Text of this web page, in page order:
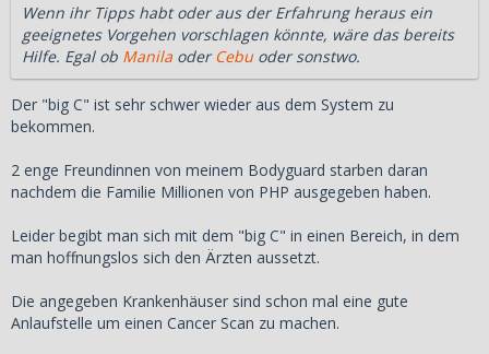
Wenn ihr Tipps habt oder aus der Erfahrung heraus ein
geeignetes Vorgehen vorschlagen könnte, wäre das bereits
Hilfe. Egal ob Manila oder Cebu oder sonstwo.
Der "big C" ist sehr schwer wieder aus dem System zu
bekommen.
2 enge Freundinnen von meinem Bodyguard starben daran
nachdem die Familie Millionen von PHP ausgegeben haben.
Leider begibt man sich mit dem "big C" in einen Bereich, in dem
man hoffnungslos sich den Ärzten aussetzt.
Die angegeben Krankenhäuser sind schon mal eine gute
Anlaufstelle um einen Cancer Scan zu machen.